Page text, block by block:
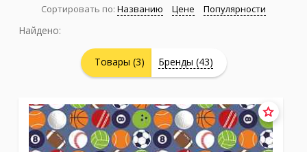
Каталог
Компания
Личный кабинет
Москва (сменить город)
Сортировать по: Названию Цене Популярности
Найдено:
Товары (3) Бренды (43)